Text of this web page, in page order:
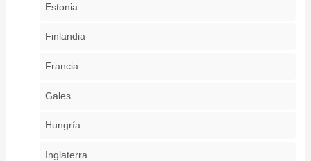
Estonia
Finlandia
Francia
Gales
Hungría
Inglaterra